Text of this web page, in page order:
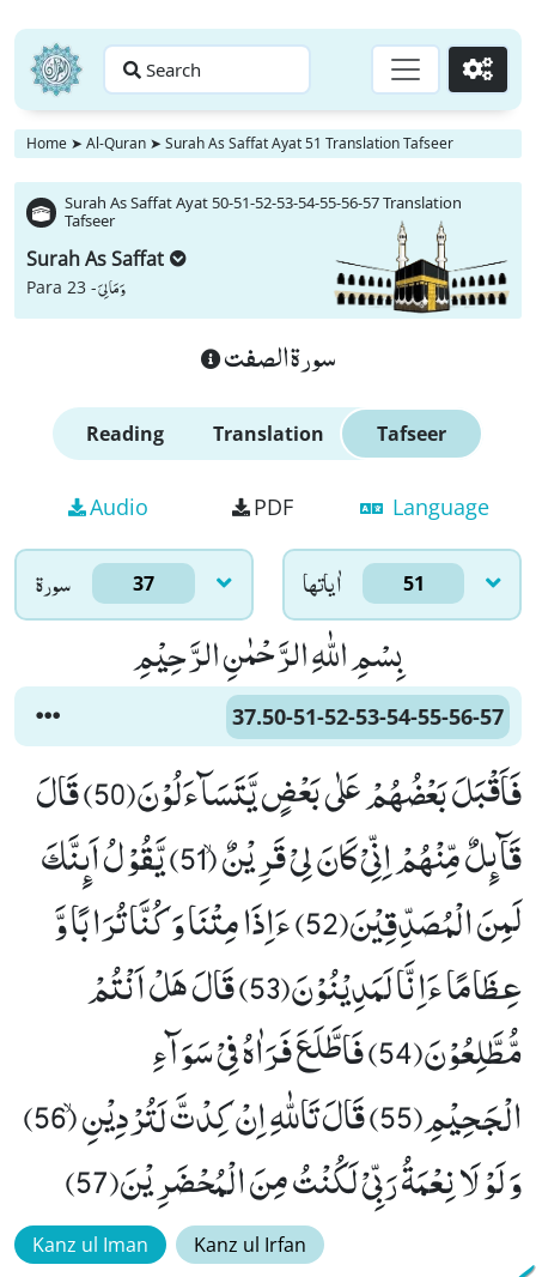
Search Go
Home ➤ Al-Quran ➤ Surah As Saffat Ayat 51 Translation Tafseer
Surah As Saffat Ayat 50-51-52-53-54-55-56-57 Translation
Tafseer
Surah As Saffat
Para 23 -وَ مَا لِیَ
سورة الصفت
Reading Translation Tafseer
Audio PDF Language
سورۃ 37 اٰياتها 51
بِسْمِ اللّٰهِ الرَّحْمٰنِ الرَّحِیْمِ
37.50-51-52-53-54-55-56-57
فَاَقْبَلَ بَعْضُهُمْ عَلٰى بَعْضٍ یَّتَسَآءَلُوْنَ(50) قَالَ
قَآىٕلٌ مِّنْهُمْ اِنِّیْ كَانَ لِیْ قَرِیْنٌۙ (51) یَّقُوْلُ اَىٕنَّكَ
لَمِنَ الْمُصَدِّقِیْنَ(52) ءَاِذَا مِتْنَا وَ كُنَّا تُرَابًا وَّ
عِظَامًا ءَاِنَّا لَمَدِیْنُوْنَ(53) قَالَ هَلْ اَنْتُمْ
مُّطَّلِعُوْنَ(54) فَاطَّلَعَ فَرَاٰهُ فِیْ سَوَآءِ
الْجَحِیْمِ(55) قَالَ تَاللّٰهِ اِنْ كِدْتَّ لَتُرْدِیْنِۙ (56)
وَ لَوْ لَا نِعْمَةُ رَبِّیْ لَكُنْتُ مِنَ الْمُحْضَرِیْنَ(57)
Kanz ul Iman Kanz ul Irfan